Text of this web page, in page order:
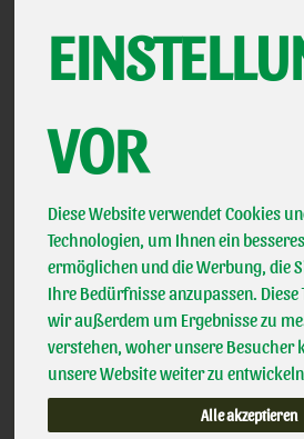
VOR
Diese Website verwendet Cookies
Technologien, um Ihnen ein
ermöglichen und die Werbung, die
Ihre Bedürfnisse anzupassen. Diese
wir außerdem um Ergebnisse zu
verstehen, woher unsere Besucher
unsere Website weiter zu
Alle akzeptieren
Schmand
Wir arbeiten zu 100 % ohne künstliche Farbstoffe.
auch jede Art von Aromastoffen. Und wir sind
Söbbeke
Bioland
HandelsklasseII
DE-ÖKO-006
Anzahl